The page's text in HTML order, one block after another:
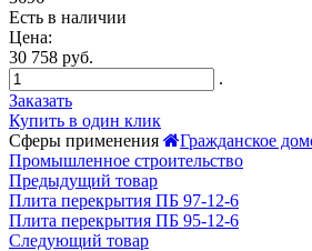
Есть в наличии
Цена:
30 758 руб.
.
Заказать
Купить в один клик
Сферы применения
Гражданское
Промышленное строительство
Предыдущий товар
Плита перекрытия ПБ 97-12-6
Плита перекрытия ПБ 95-12-6
Следующий товар